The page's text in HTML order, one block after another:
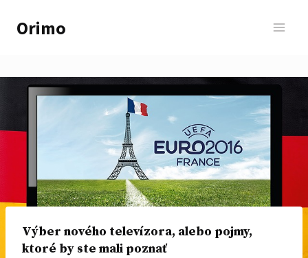
Orimo
Výber nového televízora, alebo pojmy,
ktoré by ste mali poznať